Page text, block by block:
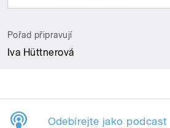
Pořad připravují
Iva Hüttnerová
Odebírejte jako podcast